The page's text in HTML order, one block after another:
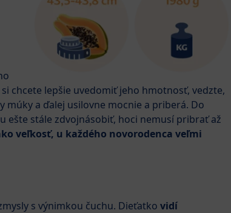
chcete lepšie uvedomiť jeho hmotnosť, vedzte,
múky a ďalej usilovne mocnie a priberá. Do
ešte stále zdvojnásobiť, hoci nemusí pribrať až
veľkosť, u každého novorodenca veľmi
s výnimkou čuchu. Dieťatko vidí